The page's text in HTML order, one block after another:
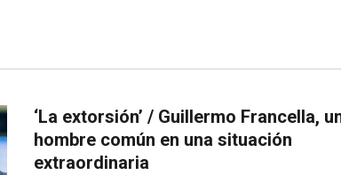
‘La extorsión’ / Guillermo Francella,
hombre común en una situación
extraordinaria